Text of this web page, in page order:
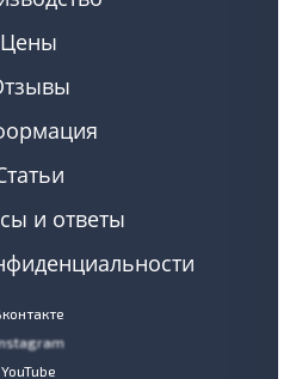
Цены
и ответы
YouTube